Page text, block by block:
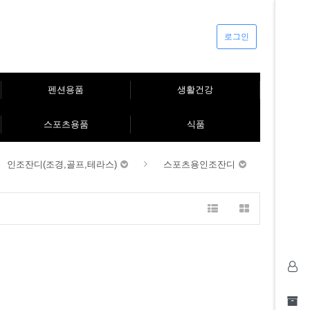
로그인
펜션용품 생활건강
스포츠용품 식품
인조잔디(조경,골프,테라스) 스포츠용인조잔디